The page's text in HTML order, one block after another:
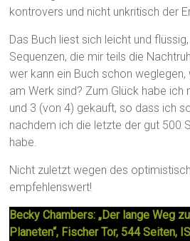
kontrovers und nicht unkritisch der
Das Buch liest sich leicht und
Sequenzen, die mir teils die
wer kann ein Buch schon
am Werk sind? Zum Glück habe ich
und 3 (von 4) gekauft, so dass ich
nachdem ich die letzte der gut 500
habe.
Nicht zuletzt wegen des
empfehlenswert!
Becky Chambers: „Der lange Weg
Planeten“, Fischer Tor, 544 Seiten,